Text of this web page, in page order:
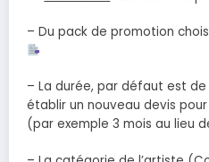
– Du pack de promotion
– La durée, par défaut est de
établir un nouveau devis
(par exemple 3 mois au lieu